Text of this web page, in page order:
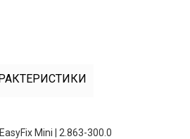
Mini | 2.863-300.0